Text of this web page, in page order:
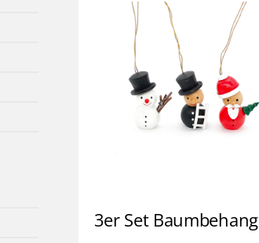
3er Set Baumbehang